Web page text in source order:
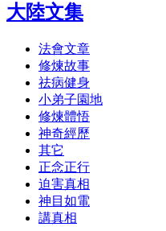
大陸文集
法會文章
修煉故事
祛病健身
小弟子園地
修煉體悟
神奇經歷
其它
正念正行
迫害真相
神目如電
講真相